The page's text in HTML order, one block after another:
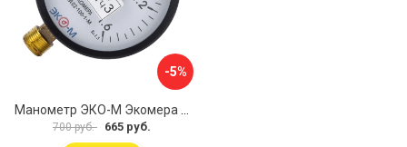
-5%
700 руб. 665 руб.